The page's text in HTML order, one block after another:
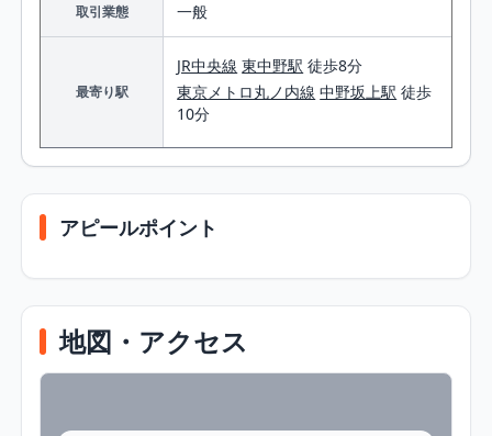
取引業態 一般
最寄り駅
JR中央線 東中野駅 徒歩8分
東京メトロ丸ノ内線 中野坂上駅 徒歩
10分
アピールポイント
地図・アクセス